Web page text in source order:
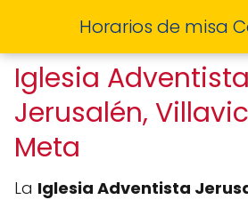
Horarios de misa
Iglesia Adventista
Jerusalén,
Meta
La Iglesia Adventista